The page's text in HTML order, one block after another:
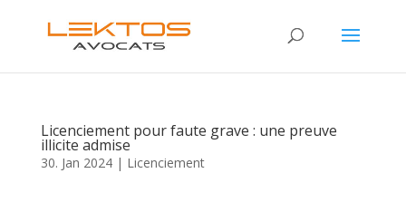
Licenciement pour faute grave : une preuve
illicite admise
30. Jan 2024| Licenciement